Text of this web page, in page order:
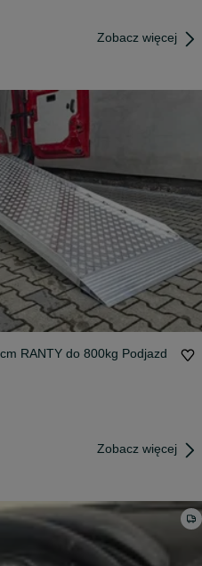
Zobacz więcej
RANTY do 800kg Podjazd
Zobacz więcej